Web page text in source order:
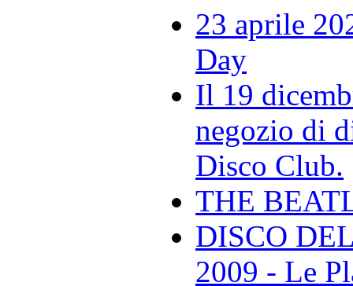
23 aprile
Day
Il 19
negozio di
Disco Club.
THE
DISCO
2009 - Le